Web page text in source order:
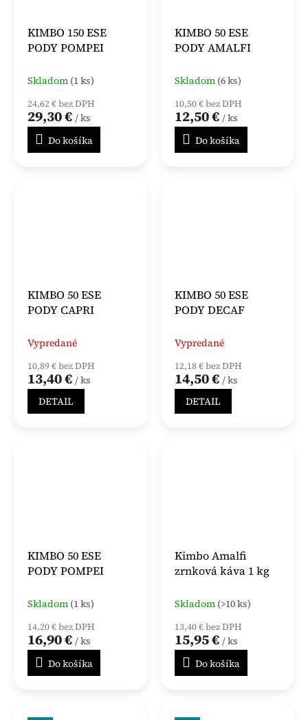
KIMBO 150 ESE
PODY POMPEI
Skladom (1 ks)
24,62 € bez DPH
29,30 € / ks
Do košíka
KIMBO 50 ESE
PODY AMALFI
Skladom (6 ks)
10,50 € bez DPH
12,50 € / ks
Do košíka
KIMBO 50 ESE
PODY CAPRI
Vypredané
10,89 € bez DPH
13,40 € / ks
DETAIL
KIMBO 50 ESE
PODY DECAF
Vypredané
12,18 € bez DPH
14,50 € / ks
DETAIL
KIMBO 50 ESE
PODY POMPEI
Skladom (1 ks)
14,20 € bez DPH
16,90 € / ks
Do košíka
Kimbo Amalfi
zrnková káva 1 kg
Skladom (>10 ks)
13,40 € bez DPH
15,95 € / ks
Do košíka